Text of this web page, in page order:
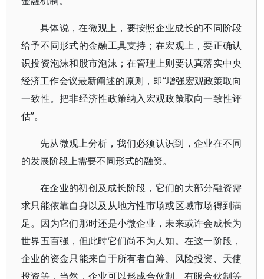
具体说，在微观上，要按照企业成长的不同阶段
给予不同形式的金融工具支持；在宏观上，要正确认
识投资泡沫和股市泡沫；在管理上则要认真落实中央
经济工作会议最新阐述的原则，即“增强宏观政策取向
一致性。把非经济性政策纳入宏观政策取向一致性评
估”。
先从微观上分析，我们必须认识到，企业在不同
的发展阶段上需要不同形式的融资。
在企业的初创及成长阶段，它们的大部分融资需
求只能依靠自身以及从地方性市场或区域市场得到满
足。因为它们那时还是小微企业，未来或许会成长为
世界五百强，但此时它们尚不为人知。在这一阶段，
企业的资金只能来自于所有者自筹、风险投资、天使
投资等，当然，企业可以形成合伙制、有限合伙制等